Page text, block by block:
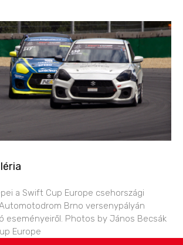
a Swift Cup Europe csehországi
Brno versenypályán
eseményeiről. Photos by János Becsák
Europe